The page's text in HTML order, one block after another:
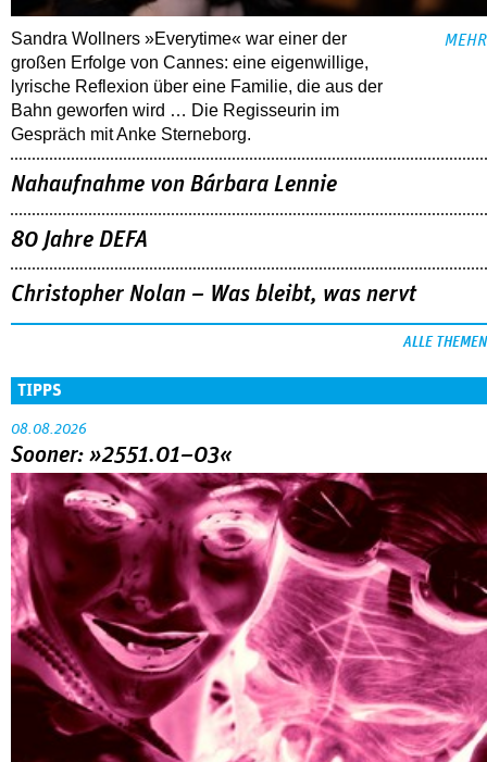
Sandra Wollners »Everytime« war einer der
großen Erfolge von Cannes: eine eigenwillige,
lyrische Reflexion über eine ­Familie, die aus der
Bahn geworfen wird … Die Regisseurin im
Gespräch mit Anke Sterneborg.
MEHR
Nahaufnahme von Bárbara Lennie
80 Jahre DEFA
Christopher Nolan – Was bleibt, was nervt
ALLE THEMEN
TIPPS
08.08.2026
Sooner: »2551.01–03«